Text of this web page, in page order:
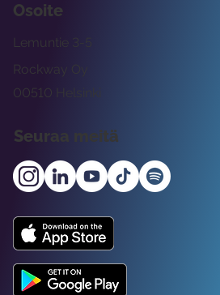
Osoite
Rockway Oy
Lemuntie 3-5
00510 Helsinki
Seuraa meitä